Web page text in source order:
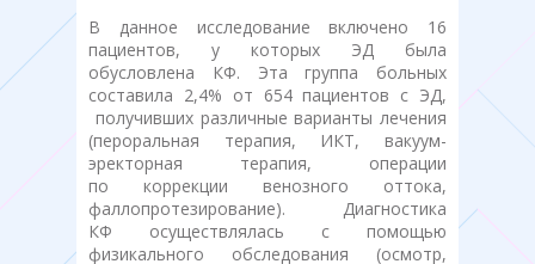
В данное исследование включено 16
пациентов, у которых ЭД была
обусловлена КФ. Эта группа больных
составила 2,4% от 654 пациентов с ЭД,
получивших различные варианты лечения
(пероральная терапия, ИКТ, вакуум-
эректорная терапия, операции
по коррекции венозного оттока,
фаллопротезирование). Диагностика
КФ осуществлялась с помощью
физикального обследования (осмотр,